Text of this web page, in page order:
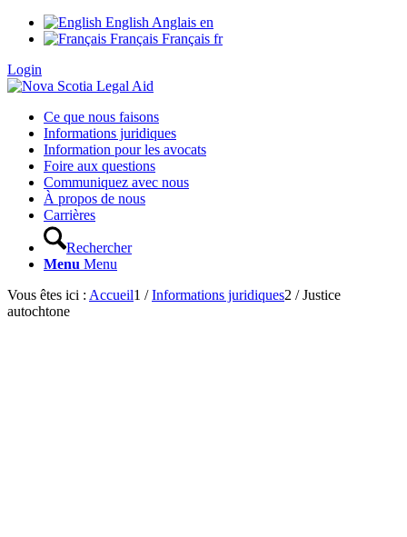
English Anglais en
Français Français fr
Login
Ce que nous faisons
Informations juridiques
Information pour les avocats
Foire aux questions
Communiquez avec nous
À propos de nous
Carrières
Rechercher
Menu Menu
Vous êtes ici : Accueil1 / Informations juridiques2 / Justice
autochtone